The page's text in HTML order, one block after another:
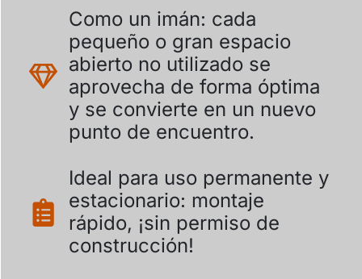
Como un imán: cada
pequeño o gran espacio
abierto no utilizado se
aprovecha de forma óptima
y se convierte en un nuevo
punto de encuentro.
Ideal para uso permanente y
estacionario: montaje
rápido, ¡sin permiso de
construcción!